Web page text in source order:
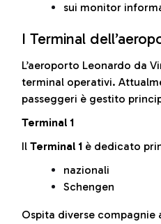
sui monitor
I Terminal
L’aeroporto Leonardo da
terminal operativi.
passeggeri è gestito
Terminal 1
Il Terminal 1 è dedicato
nazionali
Schengen
Ospita diverse compagnie